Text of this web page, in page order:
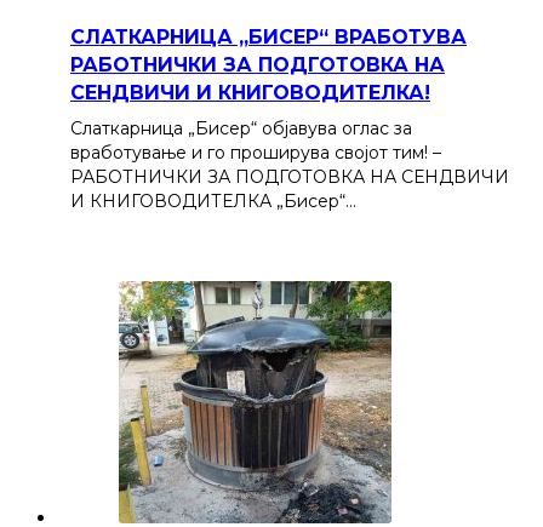
СЛАТКАРНИЦА „БИСЕР“ ВРАБОТУВА
РАБОТНИЧКИ ЗА ПОДГОТОВКА НА
СЕНДВИЧИ И КНИГОВОДИТЕЛКА!
Слаткарница „Бисер“ објавува оглас за
вработување и го проширува својот тим! –
РАБОТНИЧКИ ЗА ПОДГОТОВКА НА СЕНДВИЧИ
И КНИГОВОДИТЕЛКА „Бисер“…